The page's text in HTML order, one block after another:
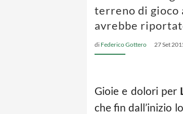
terreno di gioco
avrebbe
di Federico Gottero 27 Set
Gioie e dolori per
che fin dall’inizio